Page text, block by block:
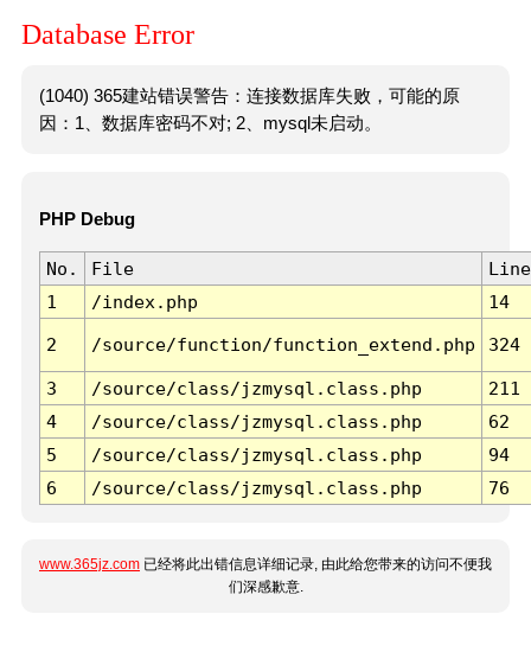
Database Error
(1040) 365建站错误警告：连接数据库失败，可能的原
因：1、数据库密码不对; 2、mysql未启动。
PHP Debug
No. File
Line
1
/index.php 14
2 /source/function/function_extend.php 324
3 /source/class/jzmysql.class.php
211
4
/source/class/jzmysql.class.php
62
5
/source/class/jzmysql.class.php
94
6
/source/class/jzmysql.class.php 76
www.365jz.com 已经将此出错信息详细记录, 由此给您带来的访问不便我
们深感歉意.